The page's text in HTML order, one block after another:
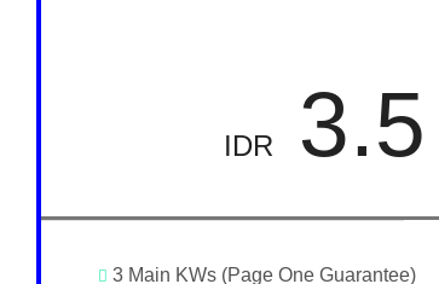
IDR 3.5
3 Main KWs (Page One Guarantee)